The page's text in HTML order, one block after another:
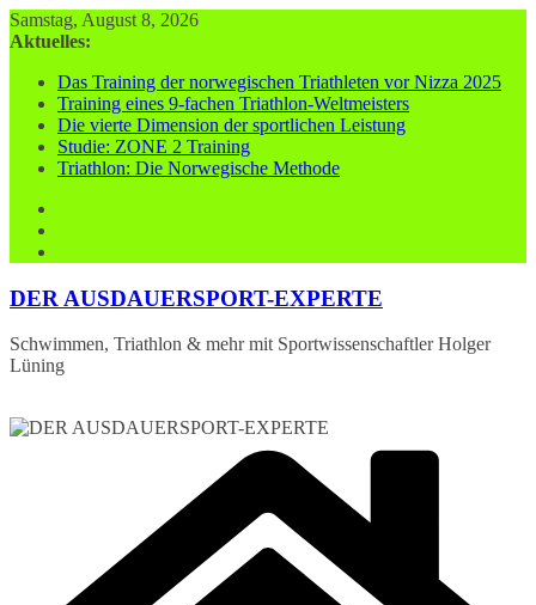
Zum
Inhalt
Samstag, August 8, 2026
Aktuelles:
Das Training der norwegischen Triathleten vor Nizza 2025
Training eines 9-fachen Triathlon-Weltmeisters
Die vierte Dimension der sportlichen Leistung
Studie: ZONE 2 Training
Triathlon: Die Norwegische Methode
DER AUSDAUERSPORT-EXPERTE
Schwimmen, Triathlon & mehr mit Sportwissenschaftler Holger
Lüning